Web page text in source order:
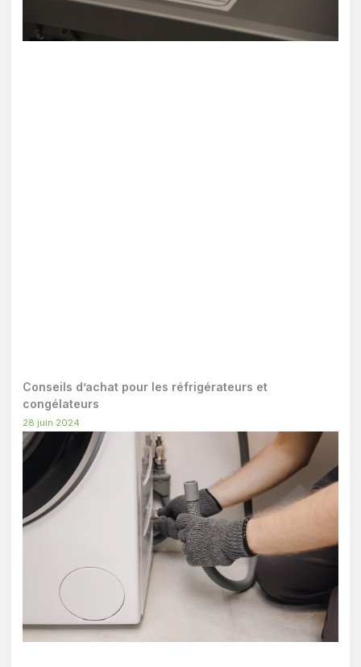
Conseils d’achat pour les réfrigérateurs et
congélateurs
28 juin 2024